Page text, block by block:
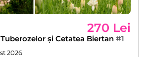
270 Lei
și Cetatea Biertan #1
2026